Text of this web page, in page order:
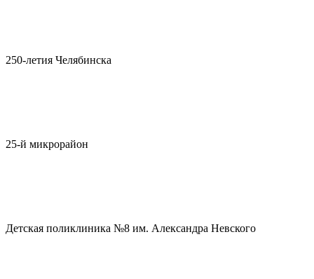
250-летия Челябинска
25-й микрорайон
Детская поликлиника №8 им. Александра Невского